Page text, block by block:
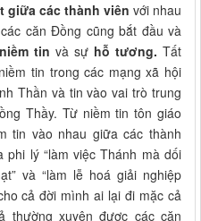
giữa các thành viên với nhau
căn Đồng cũng bắt đầu và
niềm tin và sự hỗ tương. Tất
tin trong các mạng xã hội
Thần và tin vào vai trò trung
Thầy. Từ niềm tin tôn giáo
tin vào nhau giữa các thành
lý “làm việc Thánh mà dối
và “làm lễ hoá giải nghiệp
cả đời mình ai lại đi mặc cả
thường xuyên được các căn